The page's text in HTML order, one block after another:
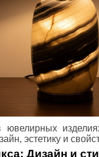
эстетику и
Дизайн и